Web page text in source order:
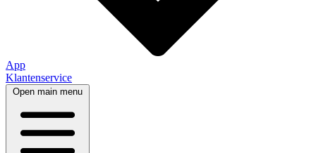
App
Klantenservice
Open main menu